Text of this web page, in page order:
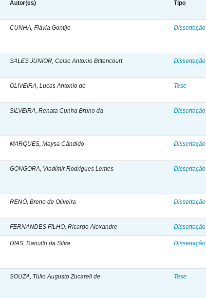
Autor(es) Tipo
CUNHA, Flávia Gontijo Dissertação
SALES JUNIOR, Celso Antonio Bittencourt Dissertação
OLIVEIRA, Lucas Antonio de Tese
SILVEIRA, Renata Cunha Bruno da Dissertação
MARQUES, Maysa Cândido Dissertação
GONGORA, Vladimir Rodrigues Lemes Dissertação
RENÓ, Breno de Oliveira Dissertação
FERNANDES FILHO, Ricardo Alexandre Dissertação
DIAS, Ranulfo da Silva Dissertação
SOUZA, Túlio Augusto Zucareli de Tese